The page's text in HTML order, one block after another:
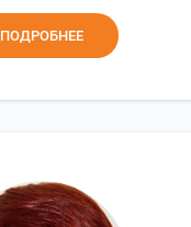
ПОДРОБНЕЕ